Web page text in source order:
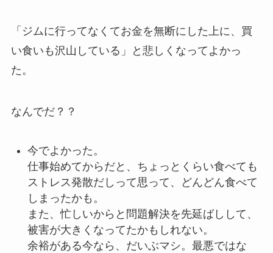
「ジムに行ってなくてお金を無断にした上に、買
い食いも沢山している」と悲しくなってよかっ
た。
なんでだ？？
今でよかった。
仕事始めてからだと、ちょっとくらい食べても
ストレス発散だしって思って、どんどん食べて
しまったかも。
また、忙しいからと問題解決を先延ばしして、
被害が大きくなってたかもしれない。
余裕がある今なら、だいぶマシ。最悪ではな